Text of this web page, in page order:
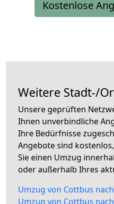
Kostenlose
Weitere Stadt-/
Unsere geprüften
Ihnen unverbindliche
Ihre Bedürfnisse
Angebote sind
Sie einen Umzug
oder außerhalb Ihres
Umzug von Cottbus
Umzug von Cottbus